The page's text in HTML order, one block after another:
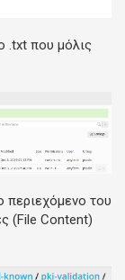
.txt που μόλις
περιεχόμενο του
(File Content)